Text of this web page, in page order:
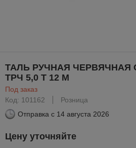
ТАЛЬ РУЧНАЯ ЧЕРВЯЧНАЯ
ТРЧ 5,0 Т 12 М
Под заказ
Код: 101162
Розница
Отправка с 14 августа 2026
Цену уточняйте